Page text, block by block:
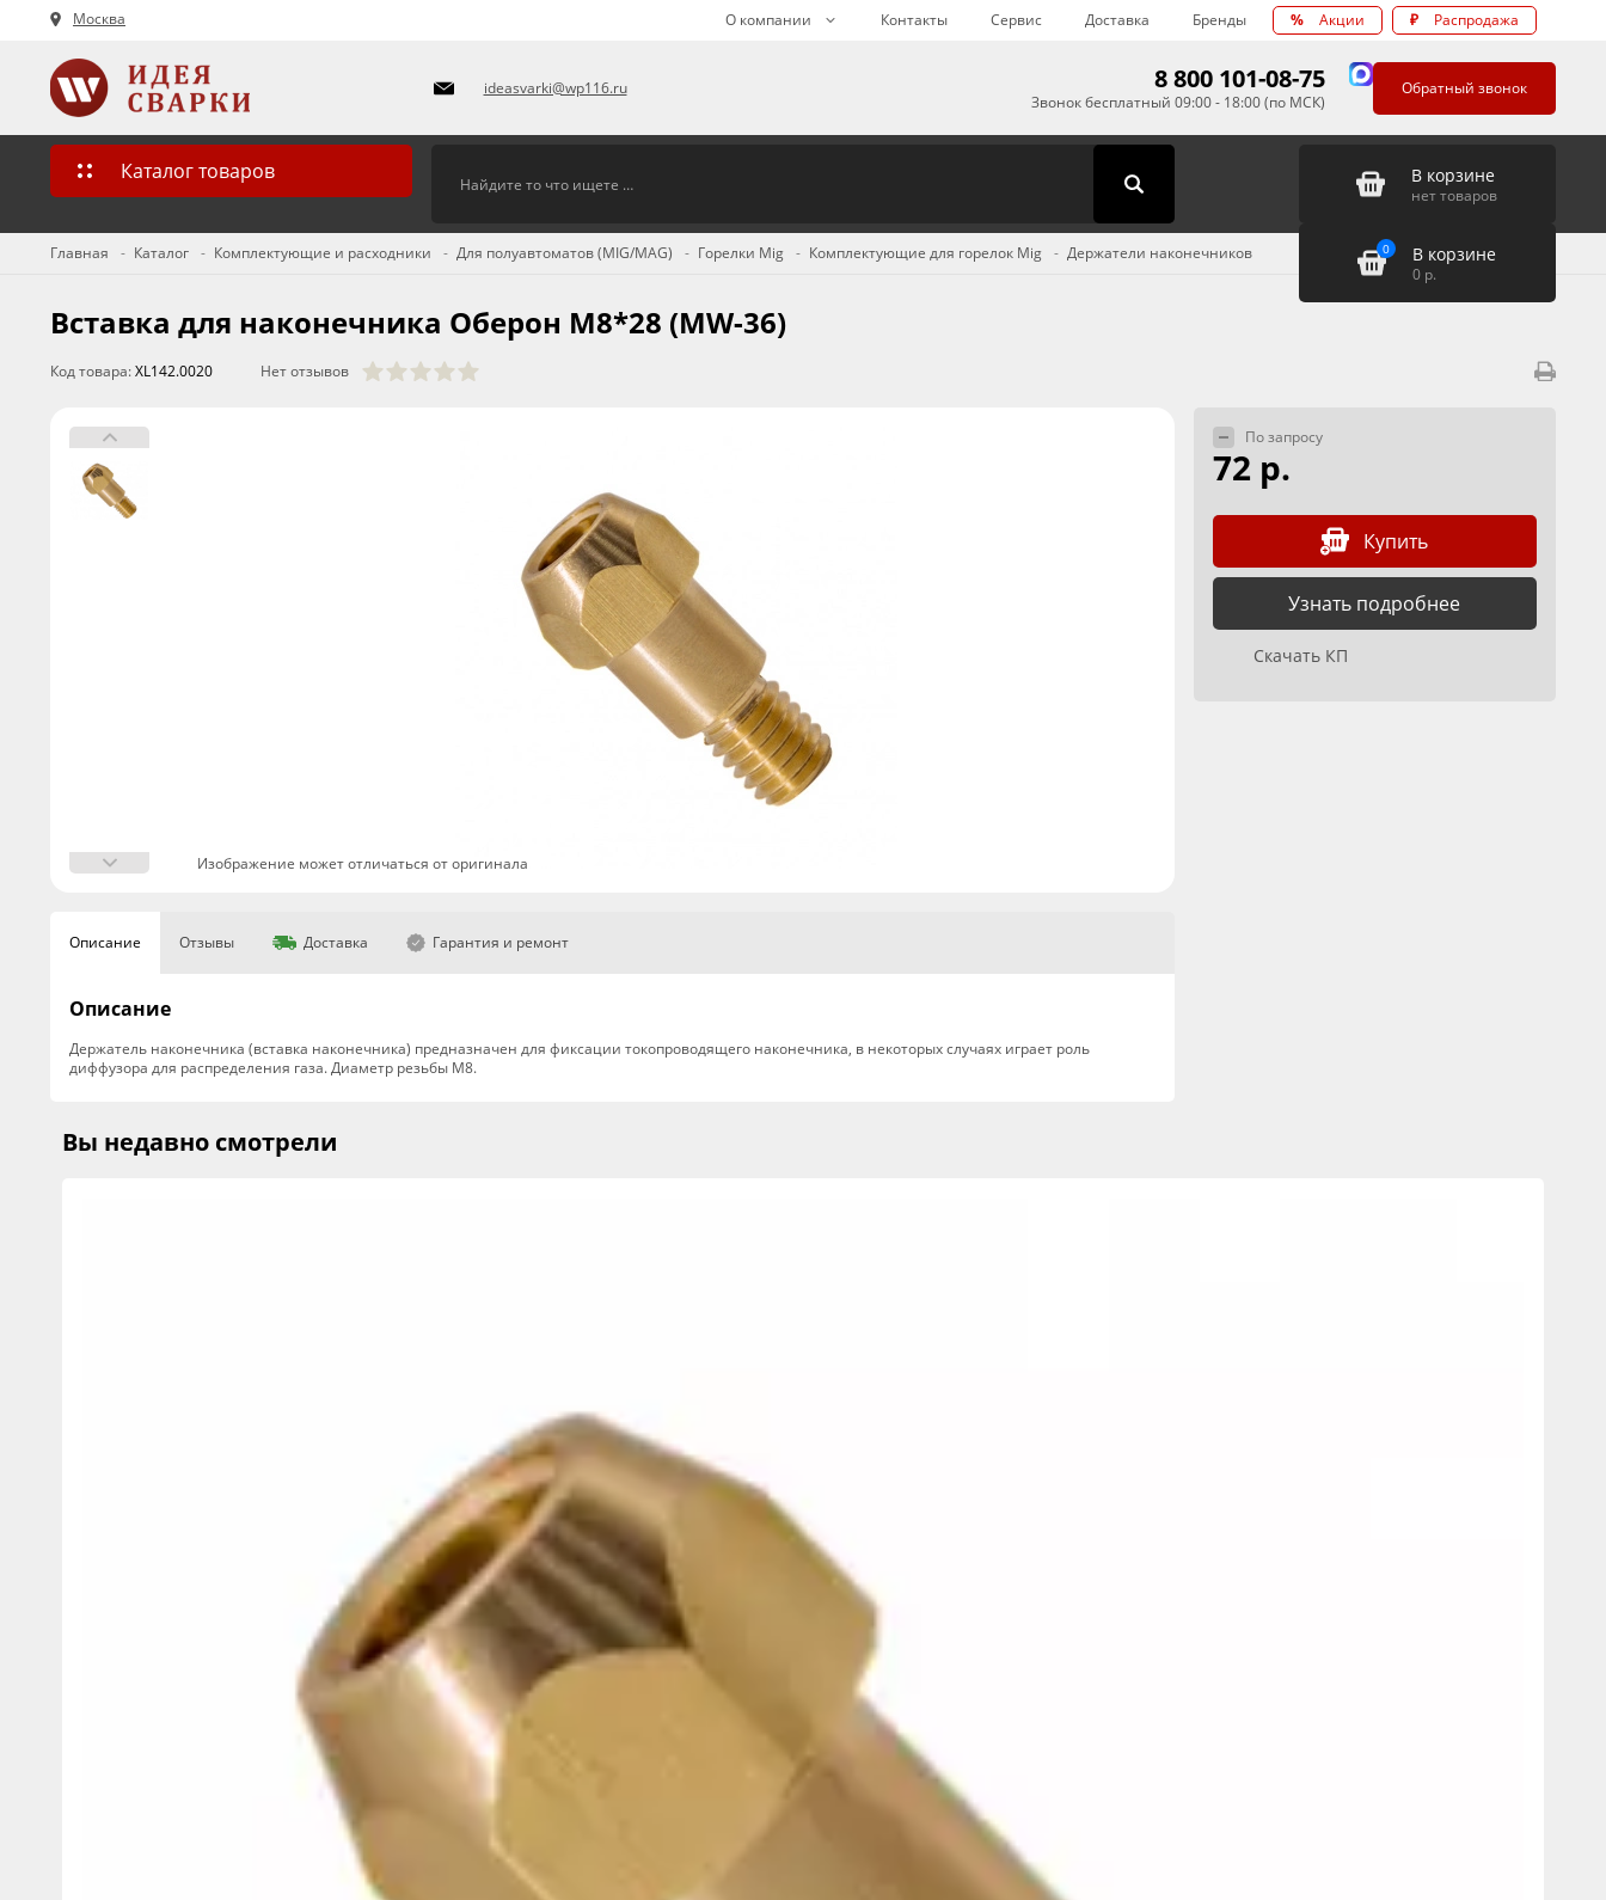
Москва О компании Контакты Сервис Доставка Бренды % Акции ₽ Распродажа
ideasvarki@wp116.ru 8 800 101-08-75
Звонок бесплатный 09:00 - 18:00 (по МСК)
Обратный звонок
Каталог товаров В корзине
нет товаров
0 В корзине
0 р.
Главная Каталог Комплектующие и расходники Для полуавтоматов (MIG/MAG) Горелки Mig Комплектующие для горелок Mig Держатели наконечников
Вставка для наконечника Оберон М8*28 (MW-36)
Код товара:XL142.0020 Нет отзывов
Изображение может отличаться от оригинала
По запросу
72 р.
Купить
Узнать подробнее
Скачать КП
Описание Отзывы Доставка Гарантия и ремонт
Описание
Держатель наконечника (вставка наконечника) предназначен для фиксации токопроводящего наконечника, в некоторых случаях играет роль
диффузора для распределения газа. Диаметр резьбы М8.
Вы недавно смотрели